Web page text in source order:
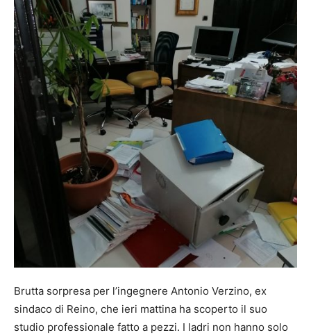
Brutta sorpresa per l’ingegnere Antonio Verzino, ex
sindaco di Reino, che ieri mattina ha scoperto il suo
studio professionale fatto a pezzi. I ladri non hanno solo